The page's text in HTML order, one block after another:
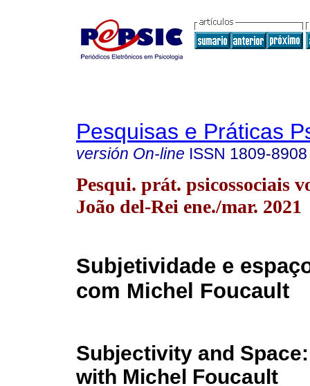
Pesquisas e Práticas
versión On-line ISSN 1809-8908
Pesqui. prát. psicossociais
João del-Rei ene./mar. 2021
Subjetividade e
com Michel Foucault
Subjectivity and
with Michel Foucault